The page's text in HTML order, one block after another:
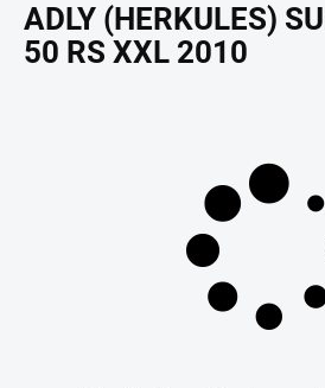
ADLY (HERKULES)
50 RS XXL 2010